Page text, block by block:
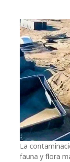
La
fauna y flora